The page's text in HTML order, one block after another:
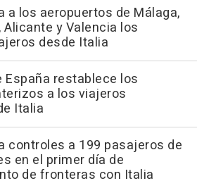
a los aeropuertos de Málaga,
Alicante y Valencia los
desde Italia
España restablece los
a los viajeros
Italia
controles a 199 pasajeros de
en el primer día de
de fronteras con Italia